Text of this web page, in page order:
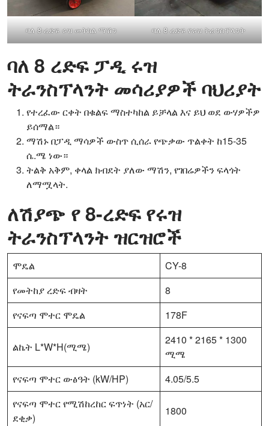
ባለ 8-ረድፍ ሩዝ መትከል ማሽን ባለ 8 ረድፍ የሩዝ ትራንስፕላንት
ባለ 8 ረድፍ ፓዲ ሩዝ
ትራንስፕላንት መሳሪያዎች ባህሪያት
የተረፈው ርቀት በቁልፍ ማስተካከል ይቻላል እና ይህ ወደ ውሃዎችዎ
ይሰማል።
ማሽኑ በፓዲ ማሳዎች ውስጥ ሲሰራ የጭቃው ጥልቀት ከ15-35
ሴ.ሜ ነው።
ትልቅ አቅም, ቀላል ክብደት ያለው ማሽን, የገበሬዎችን ፍላጎት
ለማሟላት.
ለሽያጭ የ 8-ረድፍ የሩዝ
ትራንስፕላንት ዝርዝሮች
ሞዴል
CY-8
የመትከያ ረድፍ ብዛት
8
የናፍጣ ሞተር ሞዴል
178F
ልኬት L*W*H(ሚሜ)
2410 * 2165 * 1300
ሚሜ
የናፍጣ ሞተር ውፅዓት (kW/HP)
4.05/5.5
የናፍጣ ሞተር የሚሽከረከር ፍጥነት (አር/
ደቂቃ)
1800